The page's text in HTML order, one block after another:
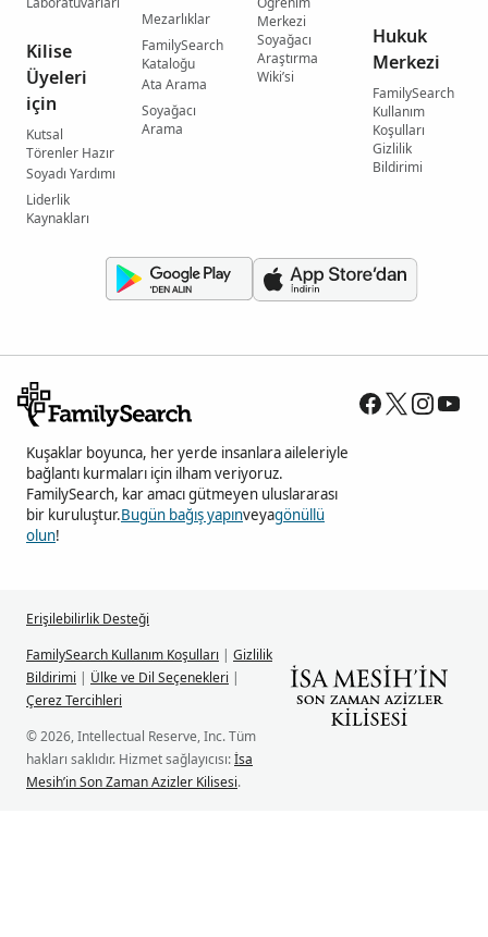
Kilise
Üyeleri
için
Kutsal
Törenler Hazır
Soyadı Yardımı
Liderlik
Kaynakları
Mezarlıklar
FamilySearch
Kataloğu
Ata Arama
Soyağacı
Arama
Merkezi
Soyağacı
Araştırma
Wiki’si
Hukuk
Merkezi
FamilySearch
Kullanım
Koşulları
Gizlilik
Bildirimi
Kuşaklar boyunca, her yerde insanlara aileleriyle
bağlantı kurmaları için ilham veriyoruz.
FamilySearch, kar amacı gütmeyen uluslararası
bir kuruluştur.Bugün bağış yapınveyagönüllü
olun!
Erişilebilirlik Desteği
FamilySearch Kullanım Koşulları | Gizlilik
Bildirimi | Ülke ve Dil Seçenekleri |
Çerez Tercihleri
© 2026, Intellectual Reserve, Inc. Tüm
hakları saklıdır. Hizmet sağlayıcısı:İsa
Mesih’in Son Zaman Azizler Kilisesi.